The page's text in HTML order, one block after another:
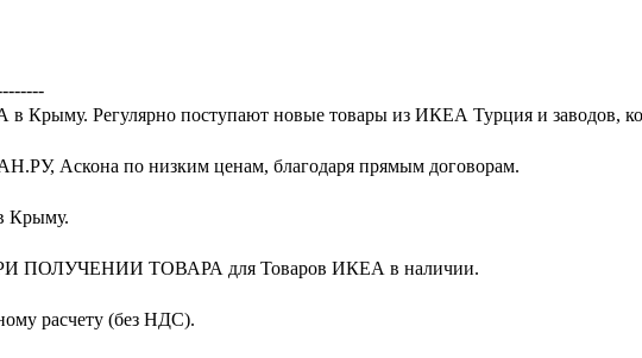
Крыму. Регулярно поступают новые товары из ИКЕА Турция и заводов,
Аскона по низким ценам, благодаря прямым договорам.
Крыму.
ПОЛУЧЕНИИ ТОВАРА для Товаров ИКЕА в наличии.
расчету (без НДС).